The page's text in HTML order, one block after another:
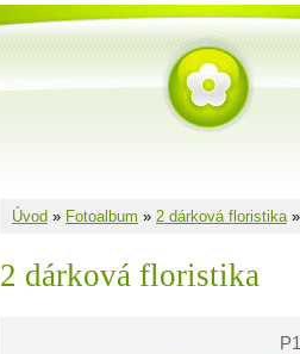
Úvod » Fotoalbum » 2 dárková floristika
2 dárková floristika